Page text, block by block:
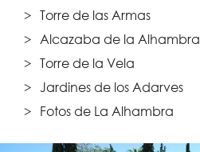
Torre de las Armas
Alcazaba de la Alhambra
Torre de la Vela
Jardines de los Adarves
Fotos de La Alhambra